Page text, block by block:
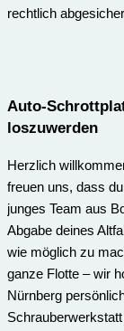
rechtlich
Auto-
loszuwerden
Herzlich
freuen uns, dass
junges Team aus
Abgabe deines
wie möglich zu
ganze Flotte – wir
Nürnberg